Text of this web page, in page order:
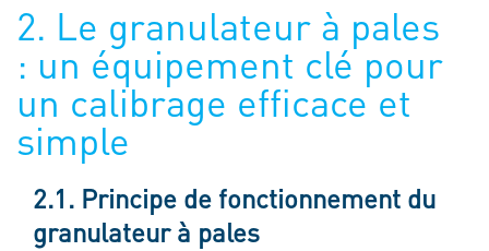
2. Le granulateur à pales
: un équipement clé pour
un calibrage efficace et
simple
2.1. Principe de fonctionnement du
granulateur à pales